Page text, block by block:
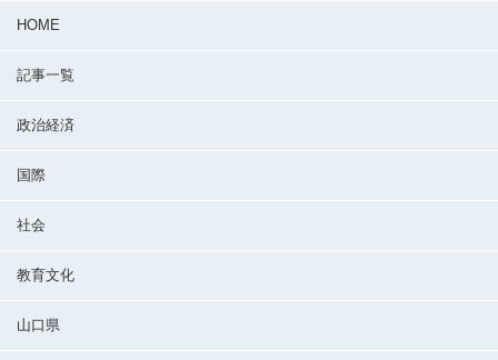
HOME
記事一覧
政治経済
国際
社会
教育文化
山口県